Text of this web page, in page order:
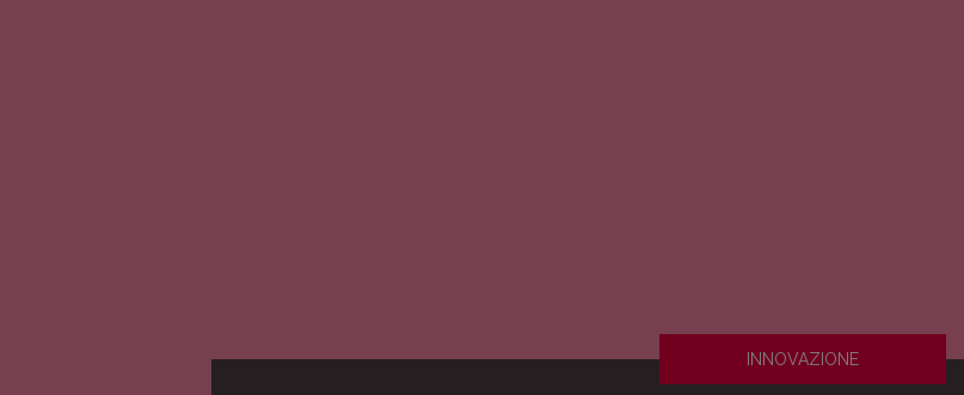
INNOVAZIONE